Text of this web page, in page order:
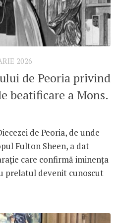
2026
de Peoria privind
beatificare a Mons.
de Peoria, de unde
Fulton Sheen, a dat
care confirmă iminența
prelatul devenit cunoscut